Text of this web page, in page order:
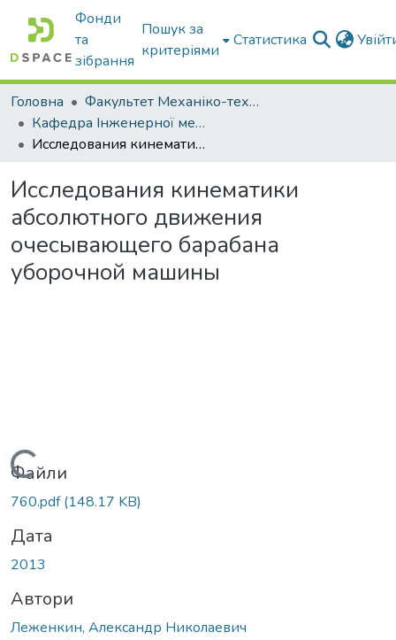
Фонди
та
зібрання
Пошук за
критеріями
Статистика
Головна
Факультет Механіко-технологічний
Кафедра Інженерної механіки та комп'ютерного проектування
Исследования кинематики абсолютного движения очесывающего барабана уборочной машины
Исследования кинематики
абсолютного движения
очесывающего барабана
уборочной машины
Вантажиться...
Файли
760.pdf(148.17 KB)
Дата
2013
Автори
Леженкин, Александр Николаевич